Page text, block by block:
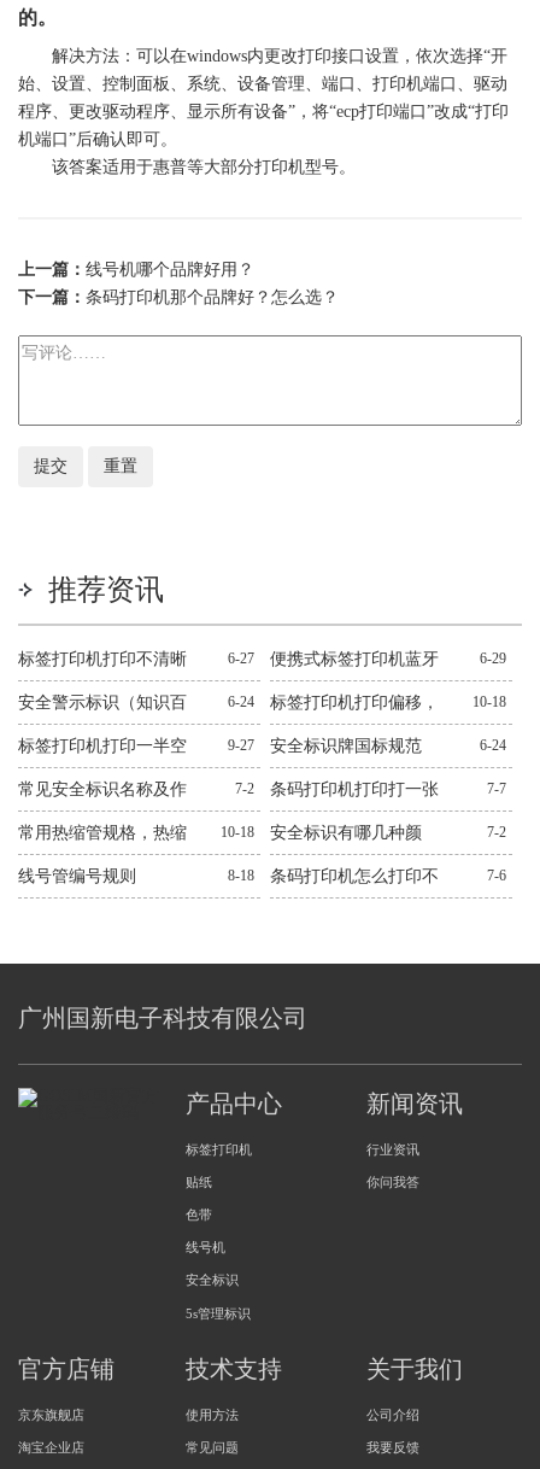
的。
解决方法：可以在windows内更改打印接口设置，依次选择“开
始、设置、控制面板、系统、设备管理、端口、 打印机端口、驱动
程序、更改驱动程序、显示所有设备”，将“ecp打印端口”改成“打印
机端口”后确认即可。
该答案适用于惠普等大部分打印机型号。
上一篇： 线号机哪个品牌好用？
下一篇： 条码打印机那个品牌好？怎么选？
推荐资讯
标签打印机打印不清晰
怎么处理？十二种常见
问题解决方法
6-27 便携式标签打印机蓝牙
连不上解决方法
6-29
安全警示标识（知识百
科）
6-24 标签打印机打印偏移，
错位，跳纸解决方法
10-18
标签打印机打印一半空
白解决方法
9-27 安全标识牌国标规范 6-24
常见安全标识名称及作
用图文
7-2 条码打印机打印打一张
空一张解决方法
7-7
常用热缩管规格，热缩
管规格大全
10-18 安全标识有哪几种颜
色？有什么作用？
7-2
线号管编号规则 8-18 条码打印机怎么打印不 7-6
广州国新电子科技有限公司
产品中心
标签打印机
贴纸
色带
线号机
安全标识
5s管理标识
新闻资讯
行业资讯
你问我答
官方店铺
京东旗舰店
淘宝企业店
技术支持
使用方法
常见问题
关于我们
公司介绍
我要反馈